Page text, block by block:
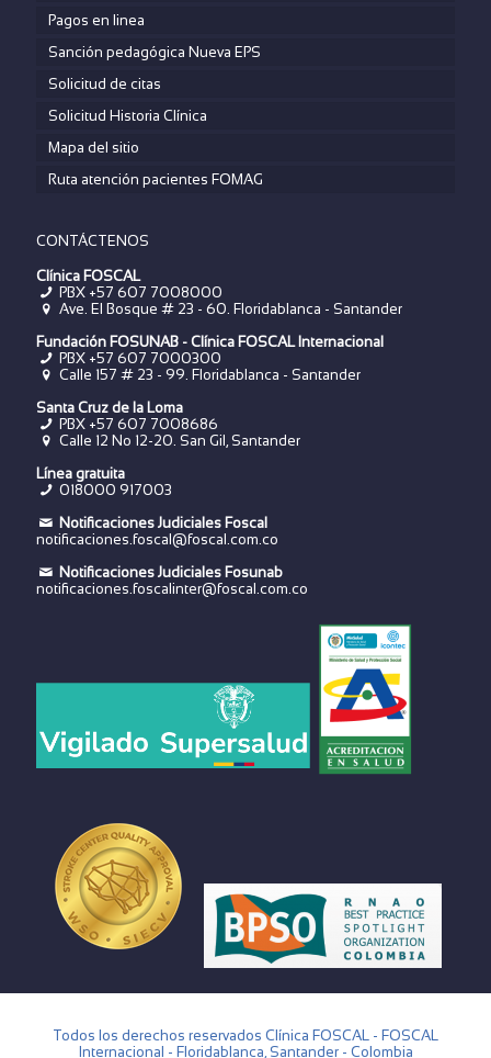
Pagos en linea
Sanción pedagógica Nueva EPS
Solicitud de citas
Solicitud Historia Clínica
Mapa del sitio
Ruta atención pacientes FOMAG
CONTÁCTENOS
Clínica FOSCAL
PBX +57 607 7008000
Ave. El Bosque # 23 - 60. Floridablanca - Santander
Fundación FOSUNAB - Clínica FOSCAL Internacional
PBX +57 607 7000300
Calle 157 # 23 - 99. Floridablanca - Santander
Santa Cruz de la Loma
PBX +57 607 7008686
Calle 12 No 12-20. San Gil, Santander
Línea gratuita
018000 917003
Notificaciones Judiciales Foscal
notificaciones.foscal@foscal.com.co
Notificaciones Judiciales Fosunab
notificaciones.foscalinter@foscal.com.co
Todos los derechos reservados Clínica FOSCAL - FOSCAL
Internacional - Floridablanca, Santander - Colombia